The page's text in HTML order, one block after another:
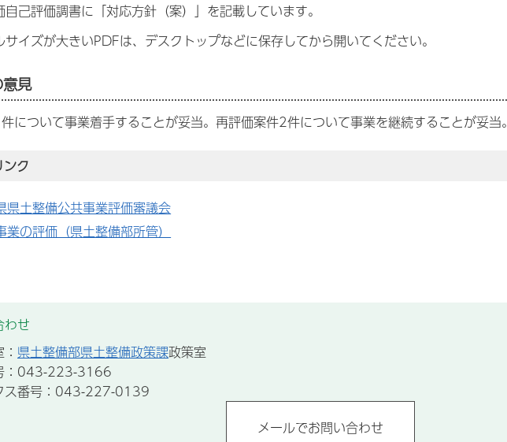
己評価調書に「対応方針（案）」を記載しています。
イズが大きいPDFは、デスクトップなどに保存してから開いてください。
見
について事業着手することが妥当。再評価案件2件について事業を継続することが妥当。
ンク
県土整備公共事業評価審議会
業の評価（県土整備部所管）
わせ
県土整備部県土整備政策課政策室
：043-223-3166
ス番号：043-227-0139